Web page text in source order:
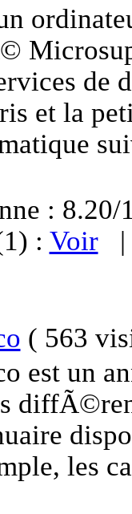
de
et la
:
: Voir
( 563
est un
les